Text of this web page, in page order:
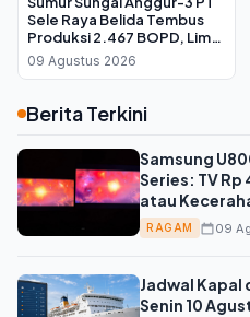
Sele Raya Belida Tembus
Produksi 2.467 BOPD, Lima
Kali Lipat dari Target
09 Agustus 2026
Berita Terkini
Samsung
Series: TV Rp
atau
RAGAM 09
Jadwal Kapal
Senin 10